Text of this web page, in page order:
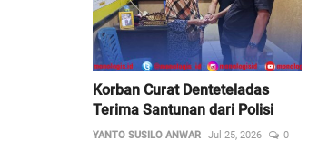
Korban Curat Denteteladas
Terima Santunan dari Polisi
YANTO SUSILO ANWAR Jul 25, 2026
0